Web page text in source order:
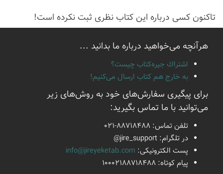
تاكنون كسی درباره این كتاب نظری ثبت نكرده است!
هرآنچه می‌خواهید درباره ما بدانید ...
اشتراك جيره‌كتاب چيست؟
به خارج هم كتاب ارسال می‌كنیم!
برای پیگیری سفارش‌های خود به روش‌های زیر
می‌توانید با ما تماس بگیرید:
تلفن تماس: 021-88718488
در تلگرام: @jire_support
پست الكترونیكی: info@jireyeketab.com
پیام كوتاه: 10002188718488